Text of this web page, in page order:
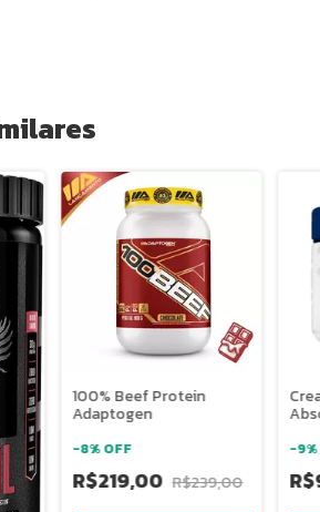
100% Beef Protein
Adaptogen
-8%OFF
R$219,00 R$239,00
-9%